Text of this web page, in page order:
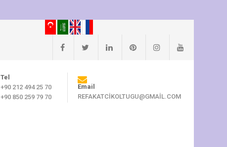
Tel
+90 212 494 25 70
+90 850 259 79 70
Email
REFAKATCIKOLTUGU@GMAIL.COM